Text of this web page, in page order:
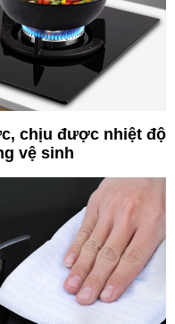
chịu được nhiệt độ
vệ sinh